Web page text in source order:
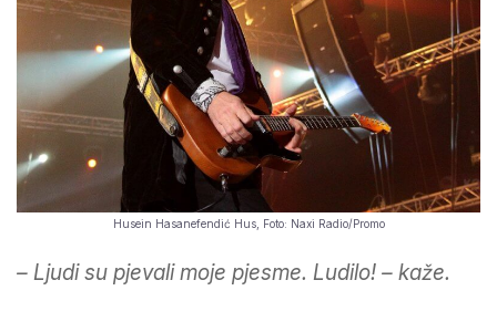
Husein Hasanefendić Hus, Foto: Naxi Radio/Promo
– Ljudi su pjevali moje pjesme. Ludilo! – kaže.